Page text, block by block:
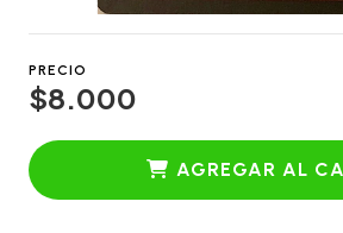
PRECIO
$8.000
AGREGAR AL